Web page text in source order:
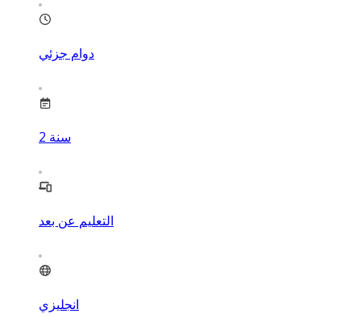
دوام جزئي
2 سنة
التعليم عن بعد
انجليزي